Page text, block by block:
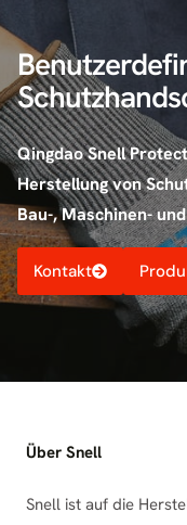
Qingdao Snell
Herstellung von
Bau-, Maschinen-
Kontakt
Über Snell
Snell ist auf die